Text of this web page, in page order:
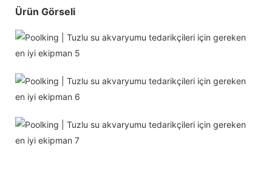
Ürün Görseli